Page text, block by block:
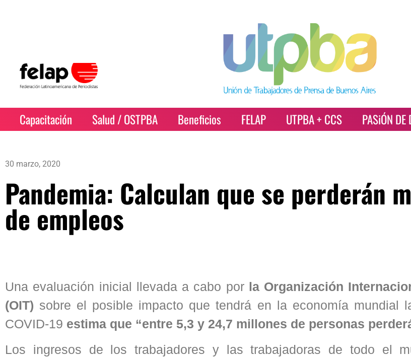
Capacitación Salud / OSTPBA Beneficios FELAP UTPBA + CCS PASiÓN DE
30 marzo, 2020
Pandemia: Calculan que se perderán
de empleos
Una evaluación inicial llevada a cabo por la Organización
(OIT) sobre el posible impacto que tendrá en la economía mundial
COVID-19 estima que “entre 5,3 y 24,7 millones de personas
Los ingresos de los trabajadores y las trabajadoras de todo el